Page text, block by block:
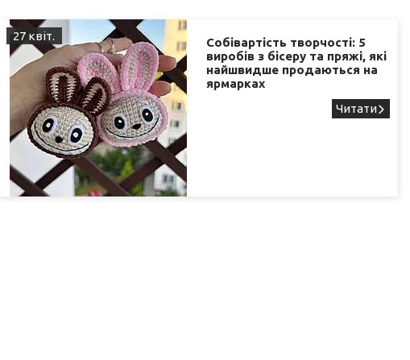
27 квіт.
Собівартість творчості: 5
виробів з бісеру та пряжі, які
найшвидше продаються на
ярмарках